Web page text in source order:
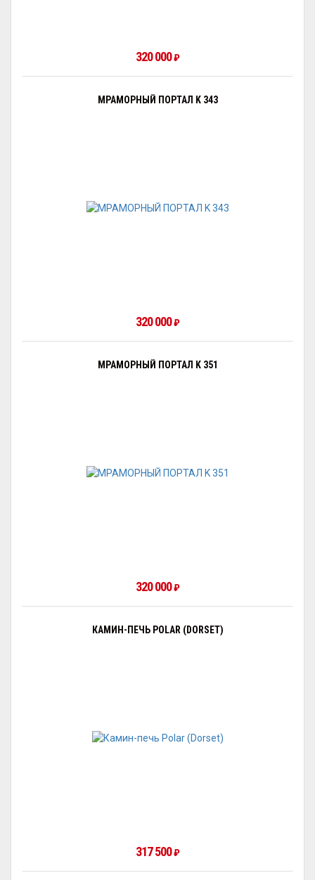
320 000₽
МРАМОРНЫЙ ПОРТАЛ K 343
320 000₽
МРАМОРНЫЙ ПОРТАЛ K 351
320 000₽
КАМИН-ПЕЧЬ POLAR (DORSET)
317 500₽